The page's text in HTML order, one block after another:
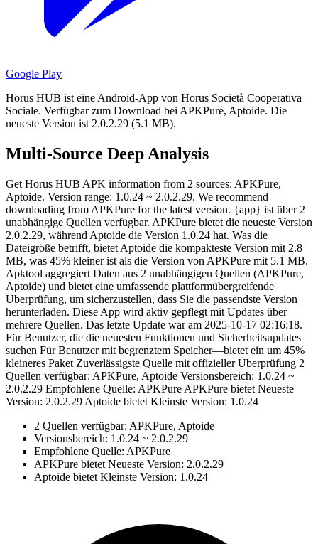
Google Play
Horus HUB ist eine Android-App von Horus Società Cooperativa
Sociale. Verfügbar zum Download bei APKPure, Aptoide. Die
neueste Version ist 2.0.2.29 (5.1 MB).
Multi-Source Deep Analysis
Get Horus HUB APK information from 2 sources: APKPure,
Aptoide. Version range: 1.0.24 ~ 2.0.2.29. We recommend
downloading from APKPure for the latest version. {app} ist über 2
unabhängige Quellen verfügbar. APKPure bietet die neueste Version
2.0.2.29, während Aptoide die Version 1.0.24 hat. Was die
Dateigröße betrifft, bietet Aptoide die kompakteste Version mit 2.8
MB, was 45% kleiner ist als die Version von APKPure mit 5.1 MB.
Apktool aggregiert Daten aus 2 unabhängigen Quellen (APKPure,
Aptoide) und bietet eine umfassende plattformübergreifende
Überprüfung, um sicherzustellen, dass Sie die passendste Version
herunterladen. Diese App wird aktiv gepflegt mit Updates über
mehrere Quellen. Das letzte Update war am 2025-10-17 02:16:18.
Für Benutzer, die die neuesten Funktionen und Sicherheitsupdates
suchen Für Benutzer mit begrenztem Speicher—bietet ein um 45%
kleineres Paket Zuverlässigste Quelle mit offizieller Überprüfung 2
Quellen verfügbar: APKPure, Aptoide Versionsbereich: 1.0.24 ~
2.0.2.29 Empfohlene Quelle: APKPure APKPure bietet Neueste
Version: 2.0.2.29 Aptoide bietet Kleinste Version: 1.0.24
2 Quellen verfügbar: APKPure, Aptoide
Versionsbereich: 1.0.24 ~ 2.0.2.29
Empfohlene Quelle: APKPure
APKPure bietet Neueste Version: 2.0.2.29
Aptoide bietet Kleinste Version: 1.0.24